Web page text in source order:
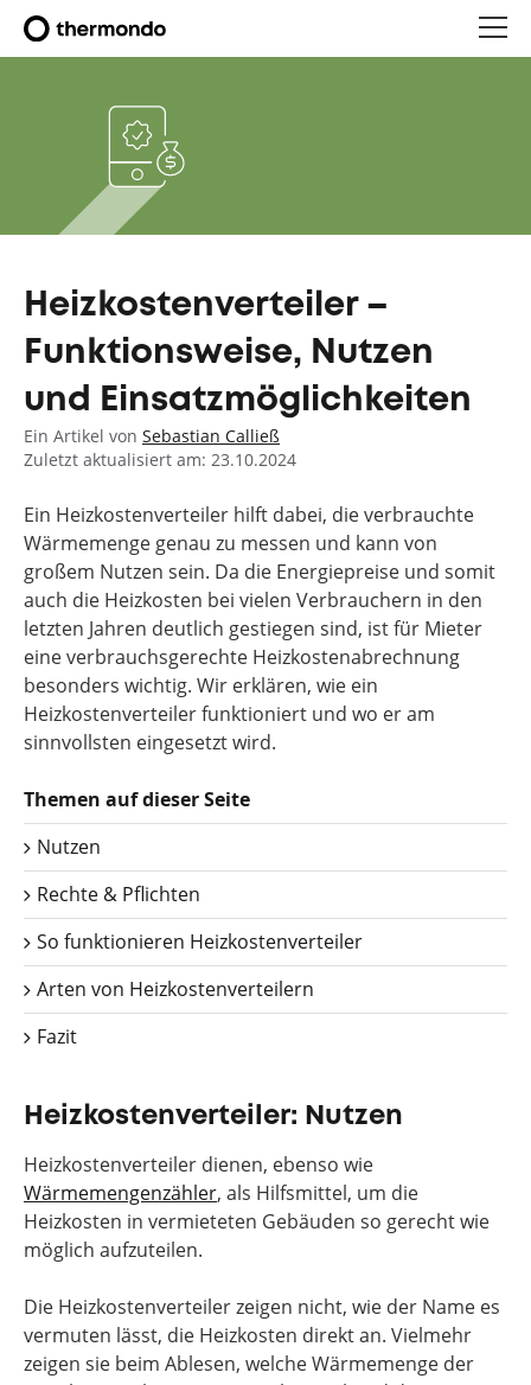
Heizkostenverteiler –
Funktionsweise, Nutzen
und Einsatzmöglichkeiten
Ein Artikel von Sebastian Calließ
Zuletzt aktualisiert am: 23.10.2024
Ein Heizkostenverteiler hilft dabei, die verbrauchte
Wärmemenge genau zu messen und kann von
großem Nutzen sein. Da die Energiepreise und somit
auch die Heizkosten bei vielen Verbrauchern in den
letzten Jahren deutlich gestiegen sind, ist für Mieter
eine verbrauchsgerechte Heizkostenabrechnung
besonders wichtig. Wir erklären, wie ein
Heizkostenverteiler funktioniert und wo er am
sinnvollsten eingesetzt wird.
Themen auf dieser Seite
Nutzen
Rechte & Pflichten
So funktionieren Heizkostenverteiler
Arten von Heizkostenverteilern
Fazit
Heizkostenverteiler: Nutzen
Heizkostenverteiler dienen, ebenso wie
Wärmemengenzähler, als Hilfsmittel, um die
Heizkosten in vermieteten Gebäuden so gerecht wie
möglich aufzuteilen.
Die Heizkostenverteiler zeigen nicht, wie der Name es
vermuten lässt, die Heizkosten direkt an. Vielmehr
zeigen sie beim Ablesen, welche Wärmemenge der